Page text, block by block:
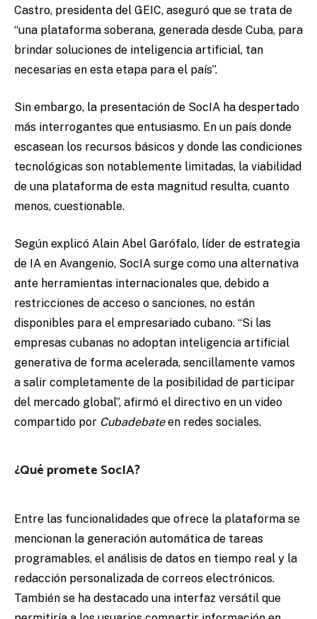
Castro, presidenta del GEIC, aseguró que se trata de
“una plataforma soberana, generada desde Cuba, para
brindar soluciones de inteligencia artificial, tan
necesarias en esta etapa para el país”.
Sin embargo, la presentación de SocIA ha despertado
más interrogantes que entusiasmo. En un país donde
escasean los recursos básicos y donde las condiciones
tecnológicas son notablemente limitadas, la viabilidad
de una plataforma de esta magnitud resulta, cuanto
menos, cuestionable.
Según explicó Alain Abel Garófalo, líder de estrategia
de IA en Avangenio, SocIA surge como una alternativa
ante herramientas internacionales que, debido a
restricciones de acceso o sanciones, no están
disponibles para el empresariado cubano. “Si las
empresas cubanas no adoptan inteligencia artificial
generativa de forma acelerada, sencillamente vamos
a salir completamente de la posibilidad de participar
del mercado global”, afirmó el directivo en un video
compartido por Cubadebateen redes sociales.
¿Qué promete SocIA?
Entre las funcionalidades que ofrece la plataforma se
mencionan la generación automática de tareas
programables, el análisis de datos en tiempo real y la
redacción personalizada de correos electrónicos.
También se ha destacado una interfaz versátil que